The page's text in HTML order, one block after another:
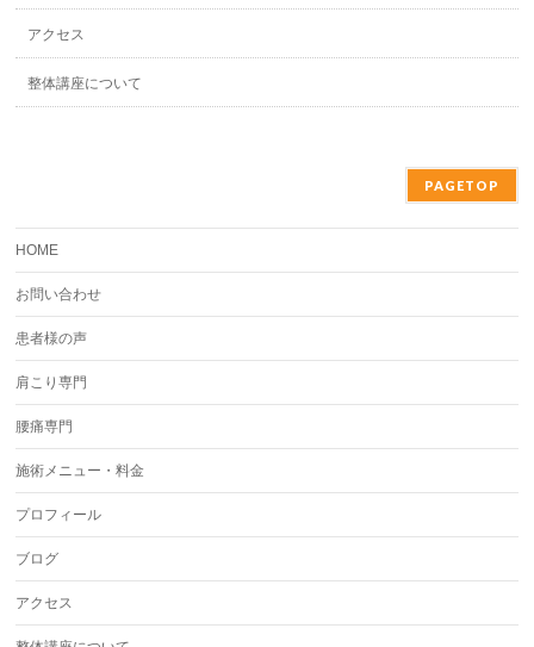
アクセス
整体講座について
PAGETOP
HOME
お問い合わせ
患者様の声
肩こり専門
腰痛専門
施術メニュー・料金
プロフィール
ブログ
アクセス